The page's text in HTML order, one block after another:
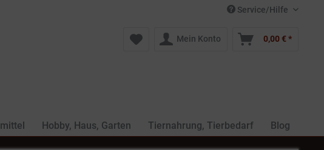
Service/Hilfe
Mein Konto 0,00 € *
Hobby, Haus, Garten Tiernahrung, Tierbedarf Blog